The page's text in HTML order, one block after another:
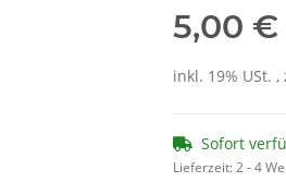
5,00 €
inkl. 19% USt. ,
Sofort
Lieferzeit:2 - 4